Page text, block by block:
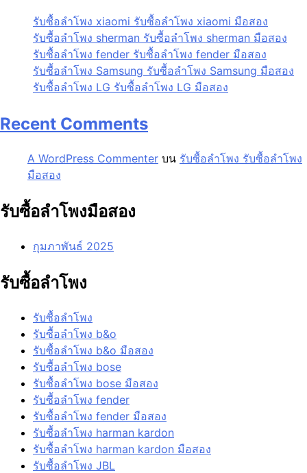
รับซื้อลำโพง xiaomi รับซื้อลำโพง xiaomi มือสอง
รับซื้อลำโพง sherman รับซื้อลำโพง sherman มือสอง
รับซื้อลำโพง fender รับซื้อลำโพง fender มือสอง
รับซื้อลำโพง Samsung รับซื้อลำโพง Samsung มือสอง
รับซื้อลำโพง LG รับซื้อลำโพง LG มือสอง
Recent Comments
A WordPress Commenter บน รับซื้อลำโพง รับซื้อลำโพง
มือสอง
รับซื้อลำโพงมือสอง
กุมภาพันธ์ 2025
รับซื้อลำโพง
รับซื้อลำโพง
รับซื้อลำโพง b&o
รับซื้อลำโพง b&o มือสอง
รับซื้อลำโพง bose
รับซื้อลำโพง bose มือสอง
รับซื้อลำโพง fender
รับซื้อลำโพง fender มือสอง
รับซื้อลำโพง harman kardon
รับซื้อลำโพง harman kardon มือสอง
รับซื้อลำโพง JBL